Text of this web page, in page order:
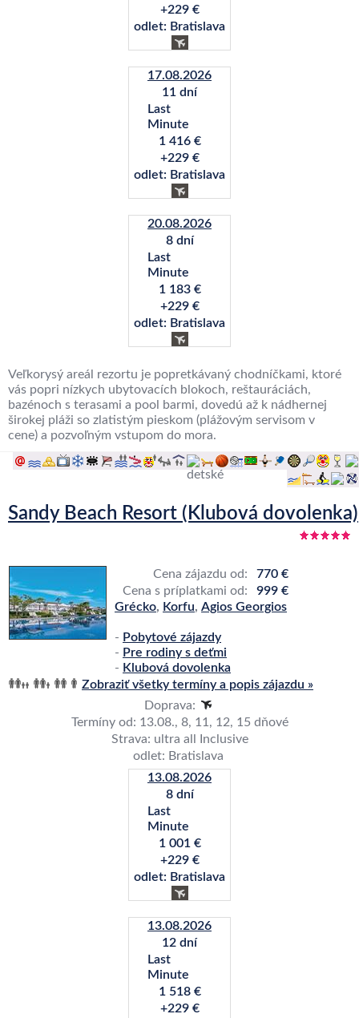
+229 €
odlet: Bratislava
17.08.2026
11 dní
Last
Minute
1 416 €
+229 €
odlet: Bratislava
20.08.2026
8 dní
Last
Minute
1 183 €
+229 €
odlet: Bratislava
Veľkorysý areál rezortu je popretkávaný chodníčkami, ktoré
vás popri nízkych ubytovacích blokoch, reštauráciách,
bazénoch s terasami a pool barmi, dovedú až k nádhernej
širokej pláži so zlatistým pieskom (plážovým servisom v
cene) a pozvoľným vstupom do mora.
Sandy Beach Resort (Klubová dovolenka)
Cena zájazdu od:
770 €
Cena s príplatkami od:
999 €
Grécko, Korfu, Agios Georgios
- Pobytové zájazdy
- Pre rodiny s deťmi
- Klubová dovolenka
Zobraziť všetky termíny a popis zájazdu »
Doprava:
Termíny od: 13.08., 8, 11, 12, 15 dňové
Strava: ultra all Inclusive
odlet: Bratislava
13.08.2026
8 dní
Last
Minute
1 001 €
+229 €
odlet: Bratislava
13.08.2026
12 dní
Last
Minute
1 518 €
+229 €